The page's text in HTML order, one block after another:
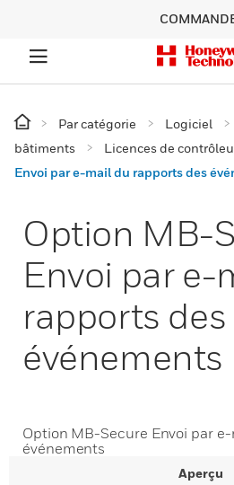
Par catégorie Logiciel
bâtiments
Licences de
Envoi par e-mail du rapports des
Option MB-
Envoi par e-
rapports des
événements
Option MB-Secure Envoi par
événements
Aperçu